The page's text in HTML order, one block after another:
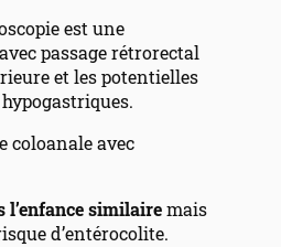
est une
passage rétrorectal
et les potentielles
coloanale avec
similairemais
d’entérocolite.